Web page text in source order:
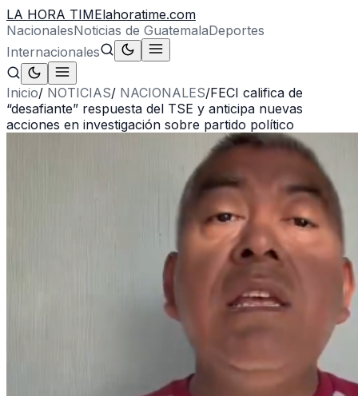
LA HORA TIMElahoratime.com
NacionalesNoticias de GuatemalaDeportes
Internacionales
Inicio/ NOTICIAS/ NACIONALES/FECI califica de
“desafiante” respuesta del TSE y anticipa nuevas
acciones en investigación sobre partido político